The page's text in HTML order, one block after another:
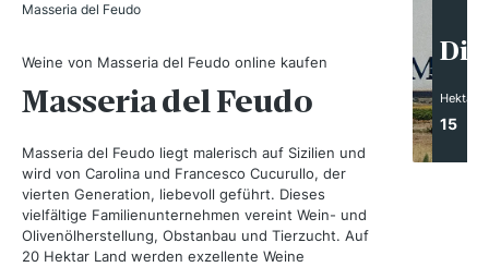
Masseria del Feudo
Weine von Masseria del Feudo online kaufen
Masseria del Feudo
Masseria del Feudo liegt malerisch auf Sizilien und
wird von Carolina und Francesco Cucurullo, der
vierten Generation, liebevoll geführt. Dieses
vielfältige Familienunternehmen vereint Wein- und
Olivenölherstellung, Obstanbau und Tierzucht. Auf
20 Hektar Land werden exzellente Weine
Hektar
15